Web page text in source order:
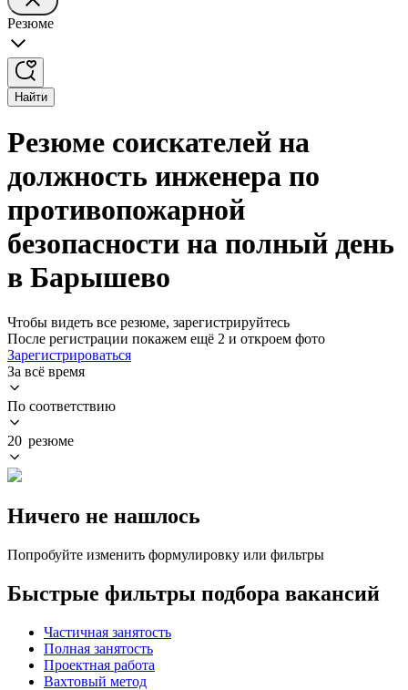
Резюме
Найти
Резюме соискателей на
должность инженера по
противопожарной
безопасности на полный день
в Барышево
Чтобы видеть все резюме, зарегистрируйтесь
После регистрации покажем ещё 2 и откроем фото
Зарегистрироваться
За всё время
По соответствию
20 резюме
Ничего не нашлось
Попробуйте изменить формулировку или фильтры
Быстрые фильтры подбора вакансий
Частичная занятость
Полная занятость
Проектная работа
Вахтовый метод